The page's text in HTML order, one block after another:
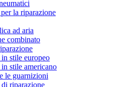
la riparazione
ad aria
combinato
stile europeo
stile americano
le guarnizioni
riparazione